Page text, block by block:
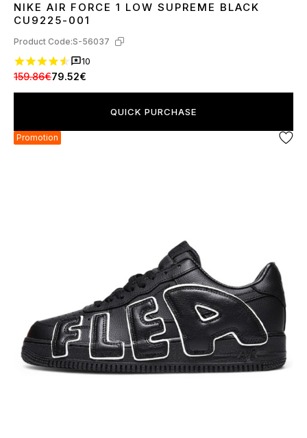
3637 38 39 40414243 4445
NIKE AIR FORCE 1 LOW SUPREME BLACK
CU9225-001
Product Code:S-56037
10
159.86€79.52€
QUICK PURCHASE
Promotion